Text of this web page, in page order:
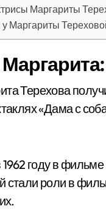
Маргариты
Маргариты
Терехова
«Дама с
году в
роли в